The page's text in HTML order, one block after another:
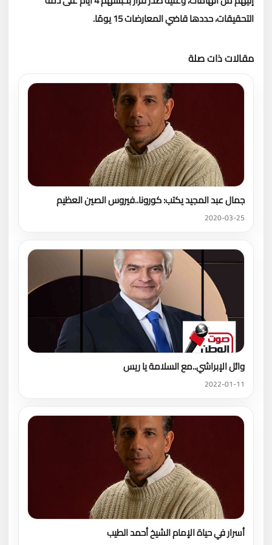
التحقيقات، حددها قاضي المعارضات 15 يومًا.
مقالات ذات صلة
جمال عبد المجيد يكتب: كورونا..فيروس الصين العظيم
2020-03-25
وائل الإبراشي..مع السلامة يا ريس
2022-01-11
أسرار في حياة الإمام الشيخ أحمد الطيب